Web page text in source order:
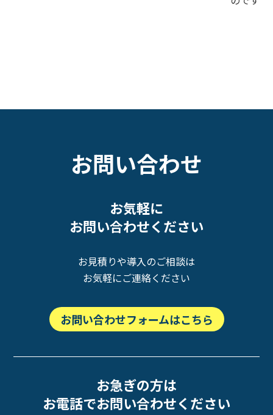
お問い合わせ
お気軽に
お問い合わせください
お見積りや導入のご相談は
お気軽にご連絡ください
お問い合わせフォームはこちら
お急ぎの方は
お電話でお問い合わせください